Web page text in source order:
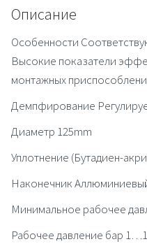
Описание
Особенности
Высокие показатели
монтажных
Демпфирование
Диаметр 125mm
Уплотнение (Бутадиен-
Наконечник
Минимальное рабочее
Рабочее давление бар